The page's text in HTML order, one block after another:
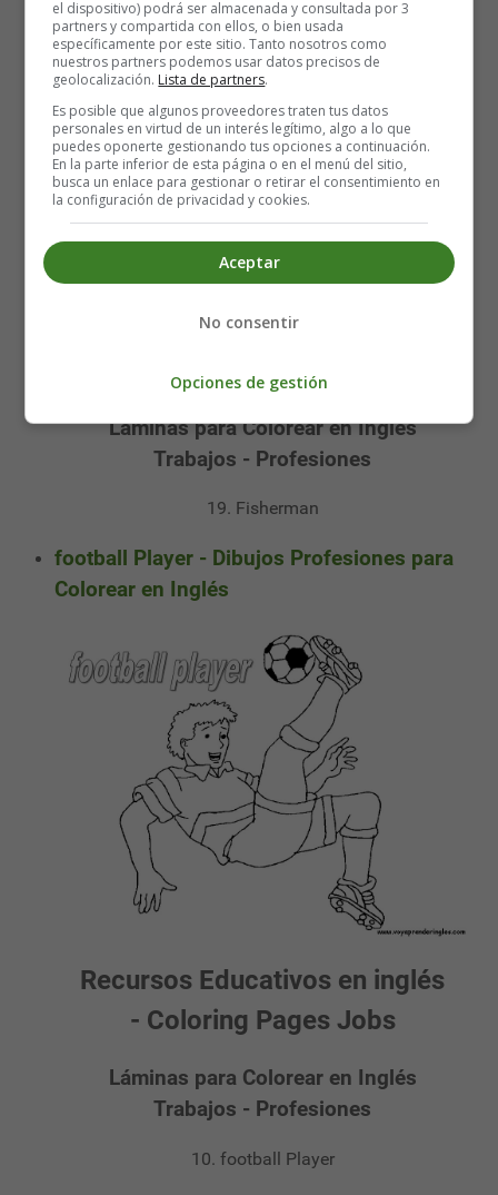
Recursos Educativos en inglés
- Coloring Pages Jobs
Láminas para Colorear en Inglés
Trabajos - Profesiones
19. Fisherman
football Player - Dibujos Profesiones para
Colorear en Inglés
Recursos Educativos en inglés
- Coloring Pages Jobs
Láminas para Colorear en Inglés
Trabajos - Profesiones
10. football Player
el dispositivo) podrá ser almacenada y consultada por 3
partners y compartida con ellos, o bien usada
específicamente por este sitio. Tanto nosotros como
nuestros partners podemos usar datos precisos de
geolocalización. Lista de partners.
Es posible que algunos proveedores traten tus datos
personales en virtud de un interés legítimo, algo a lo que
puedes oponerte gestionando tus opciones a continuación.
En la parte inferior de esta página o en el menú del sitio,
busca un enlace para gestionar o retirar el consentimiento en
la configuración de privacidad y cookies.
Aceptar
No consentir
Opciones de gestión